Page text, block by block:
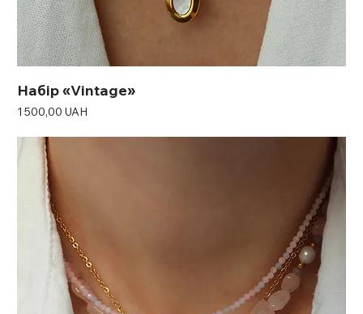
Набір «Vintage»
Ціна
1 500,00 UAH